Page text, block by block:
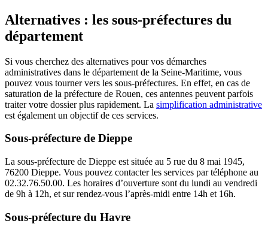
Alternatives : les sous-préfectures du
département
Si vous cherchez des alternatives pour vos démarches
administratives dans le département de la Seine-Maritime, vous
pouvez vous tourner vers les sous-préfectures. En effet, en cas de
saturation de la préfecture de Rouen, ces antennes peuvent parfois
traiter votre dossier plus rapidement. La simplification administrative
est également un objectif de ces services.
Sous-préfecture de Dieppe
La sous-préfecture de Dieppe est située au 5 rue du 8 mai 1945,
76200 Dieppe. Vous pouvez contacter les services par téléphone au
02.32.76.50.00. Les horaires d’ouverture sont du lundi au vendredi
de 9h à 12h, et sur rendez-vous l’après-midi entre 14h et 16h.
Sous-préfecture du Havre